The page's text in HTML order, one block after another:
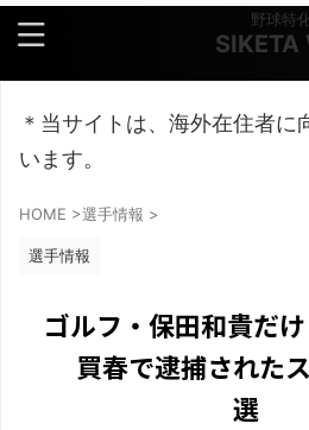
野球特
SIKETA
＊当サイトは、海外在住者に
います。
HOME >選手情報 >
選手情報
ゴルフ・保田和貴だ
買春で逮捕された
選